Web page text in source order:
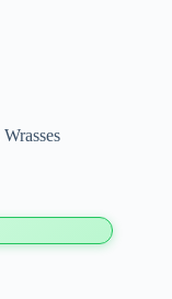
Wrasses